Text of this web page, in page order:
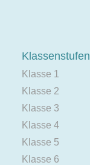
Klassenstufen
Klasse 1
Klasse 2
Klasse 3
Klasse 4
Klasse 5
Klasse 6